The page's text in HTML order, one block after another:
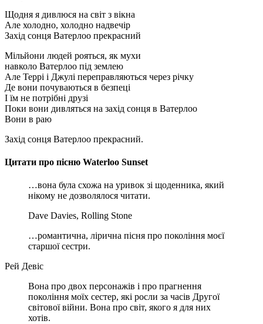
Щодня я дивлюся на світ з вікна
Але холодно, холодно надвечір
Захід сонця Ватерлоо прекрасний
Мільйони людей рояться, як мухи
навколо Ватерлоо під землею
Але Террі і Джулі переправляються через річку
Де вони почуваються в безпеці
І їм не потрібні друзі
Поки вони дивляться на захід сонця в Ватерлоо
Вони в раю
Захід сонця Ватерлоо прекрасний.
Цитати про пісню Waterloo Sunset
…вона була схожа на уривок зі щоденника, який
нікому не дозволялося читати.
Dave Davies, Rolling Stone
…романтична, лірична пісня про покоління моєї
старшої сестри.
Рей Девіс
Вона про двох персонажів і про прагнення
покоління моїх сестер, які росли за часів Другої
світової війни. Вона про світ, якого я для них
хотів.